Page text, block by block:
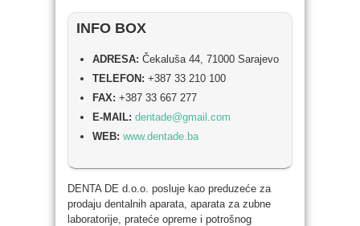
INFO BOX
ADRESA: Čekaluša 44, 71000 Sarajevo
TELEFON: +387 33 210 100
FAX: +387 33 667 277
E-MAIL: dentade@gmail.com
WEB: www.dentade.ba
DENTA DE d.o.o. posluje kao preduzeće za
prodaju dentalnih aparata, aparata za zubne
laboratorije, prateće opreme i potrošnog